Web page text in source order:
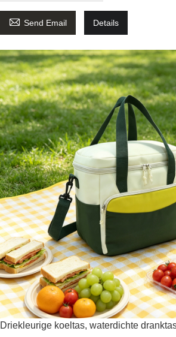
 Send Email Details
Driekleurige koeltas, waterdichte